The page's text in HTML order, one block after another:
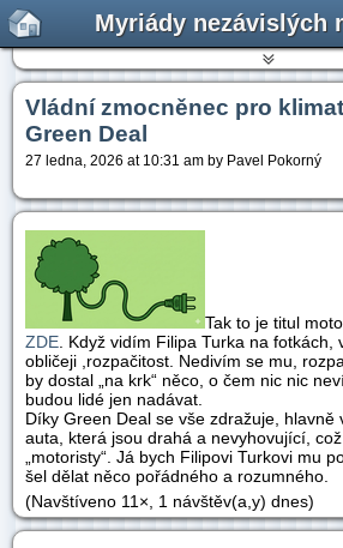
Myriády nezávislých
Vládní zmocněnec pro
Green Deal
27 ledna, 2026 at 10:31 am by Pavel Pokorný
Tak to je titul
ZDE . Když vidím Filipa Turka na fotkách,
obličeji ,rozpačitost. Nedivím se mu,
by dostal „na krk“ něco, o čem nic nic
budou lidé jen nadávat.
Díky Green Deal se vše zdražuje, hlavně
auta, která jsou drahá a nevyhovující,
„motoristy“. Já bych Filipovi Turkovi mu
šel dělat něco pořádného a rozumného.
(Navštíveno 11×, 1 návštěv(a,y) dnes)